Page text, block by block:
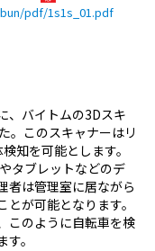
pdf/1s1s_01.pdf
、バイトムの3Dスキ
。このスキャナーはリ
知を可能とします。
タブレットなどのデ
者は管理室に居ながら
が可能となります。
このように自転車を検
。